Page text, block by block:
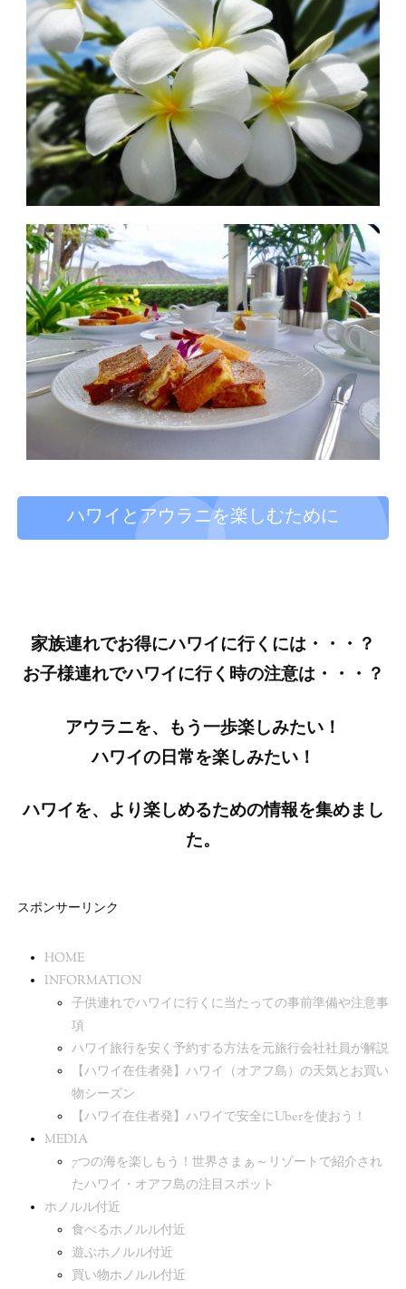
ハワイとアウラニを楽しむために
家族連れでお得にハワイに行くには・・・？
お子様連れでハワイに行く時の注意は・・・？
アウラニを、もう一歩楽しみたい！
ハワイの日常を楽しみたい！
ハワイを、より楽しめるための情報を集めまし
た。
スポンサーリンク
HOME
INFORMATION
子供連れでハワイに行くに当たっての事前準備や注意事
項
ハワイ旅行を安く予約する方法を元旅行会社社員が解説
【ハワイ在住者発】ハワイ（オアフ島）の天気とお買い
物シーズン
【ハワイ在住者発】ハワイで安全にUberを使おう！
MEDIA
7つの海を楽しもう！世界さまぁ～リゾートで紹介され
たハワイ・オアフ島の注目スポット
ホノルル付近
食べるホノルル付近
遊ぶホノルル付近
買い物ホノルル付近